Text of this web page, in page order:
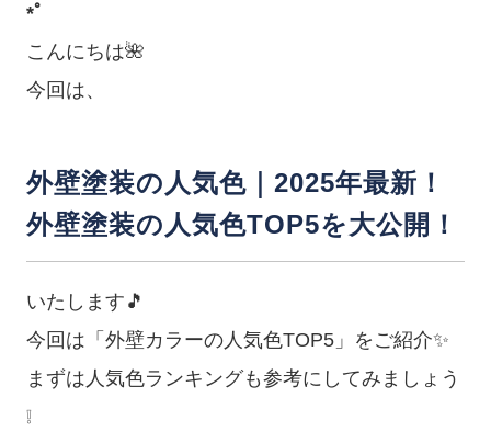
*ﾟ
こんにちは🌺
今回は、
外壁塗装の人気色｜2025年最新！
外壁塗装の人気色TOP5を大公開！
いたします🎵
今回は「外壁カラーの人気色TOP5」をご紹介✨
まずは人気色ランキングも参考にしてみましょう
❕